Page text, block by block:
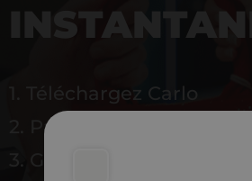
INSTANTANÉ
1. Téléchargez Carlo
2. Payez en magasin
3. Gagnez